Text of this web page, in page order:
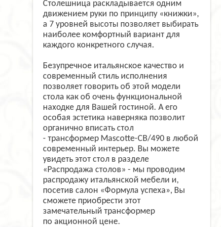
Столешница раскладывается одним
движением руки по принципу «книжки»,
а 7 уровней высоты позволяет выбирать
наиболее комфортный вариант для
каждого конкретного случая.
Безупречное итальянское качество и
современный стиль исполнения
позволяет говорить об этой модели
стола как об очень функциональной
находке для Вашей гостиной. А его
особая эстетика наверняка позволит
органично вписать стол
- трансформер Mascotte-CB/490 в любой
современный интерьер. Вы можете
увидеть этот стол в разделе
«Распродажа столов» - мы проводим
распродажу итальянской мебели и,
посетив салон «Формула успеха», Вы
сможете приобрести этот
замечательный трансформер
по акционной цене.